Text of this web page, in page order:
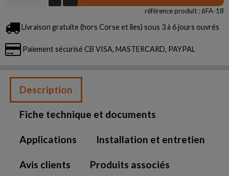
référence produit : 6FA-18
Livraison gratuite (hors Corse et îles) sous 3 à 6 jours ouvrés
Paiement sécurisé CB VISA, MASTERCARD, PAYPAL
Description
Fiche technique et documents
Applications Installation et entretien
Avis clients Produits associés